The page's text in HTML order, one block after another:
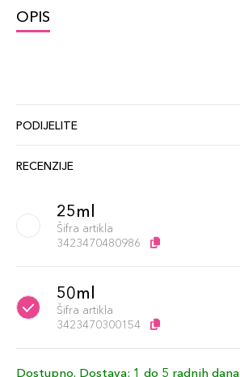
OPIS
PODIJELITE
RECENZIJE
25ml
Šifra artikla
3423470480986
50ml
Šifra artikla
3423470300154
Dostupno. Dostava: 1 do 5 radnih dana